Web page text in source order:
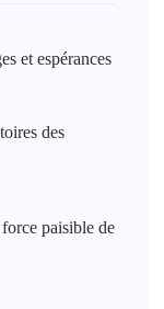
et espérances
des
paisible de